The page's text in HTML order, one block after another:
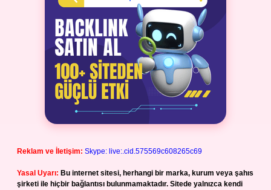
Reklam ve İletişim: Skype: live:.cid.575569c608265c69
Yasal Uyarı: Bu internet sitesi, herhangi bir marka, kurum veya şahıs
şirketi ile hiçbir bağlantısı bulunmamaktadır. Sitede yalnızca kendi